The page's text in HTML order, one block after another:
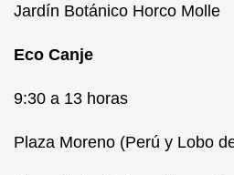
Jardín Botánico Horco Molle
Eco Canje
9:30 a 13 horas
Plaza Moreno (Perú y Lobo